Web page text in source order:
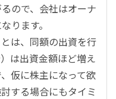
ので、会社はオーナ
ります。
は、同額の出資を行
は出資金額ほど増え
仮に株主になって欲
する場合にもタイミ